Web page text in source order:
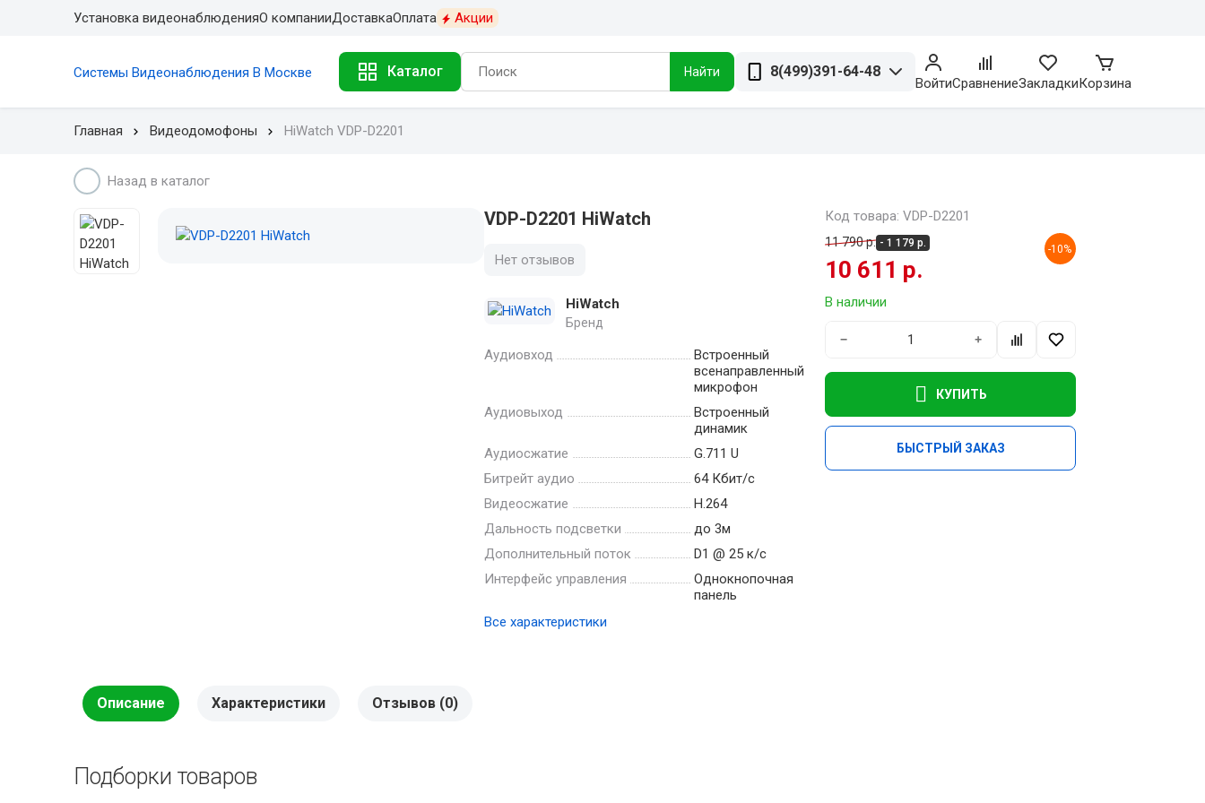
Установка видеонаблюденияО компанииДоставкаОплата Акции
Системы Видеонаблюдения В Москве Каталог Найти 8(499)391-64-48
ВойтиСравнениеЗакладкиКорзина
Главная Видеодомофоны HiWatch VDP-D2201
Назад в каталог
VDP-D2201 HiWatch
Нет отзывов
HiWatch
Бренд
Аудиовход
Встроенный
всенаправленный
микрофон
Аудиовыход
Встроенный
динамик
Аудиосжатие
G.711 U
Битрейт аудио
64 Кбит/с
Видеосжатие
Н.264
Дальность подсветки
до 3м
Дополнительный поток
D1 @ 25 к/с
Интерфейс управления
Однокнопочная
панель
Все характеристики
Код товара: VDP-D2201
11 790 р. - 1 179 р.
10 611 р.
-10%
В наличии
− +
КУПИТЬ
БЫСТРЫЙ ЗАКАЗ
Описание Характеристики Отзывов (0)
Подборки товаров